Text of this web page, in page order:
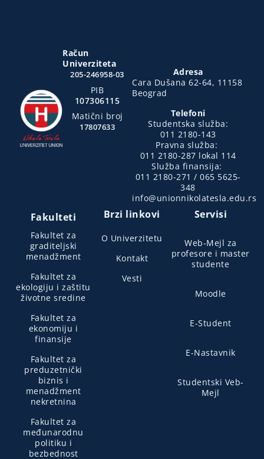
Račun
Univerziteta
205-246958-03
PIB
107306115
Matični broj
17807633
Adresa
Cara Dušana 62-64, 11158
Beograd
Telefoni
Studentska služba:
011 2180-143
Pravna služba:
011 2180-287 lokal 114
Služba finansija:
011 2180-271 / 065 5625-
348
info@unionnikolatesla.edu.rs
Fakulteti
Fakultet za
graditeljski
menadžment
Fakultet za
ekologiju i zaštitu
životne sredine
Fakultet za
ekonomiju i
finansije
Fakultet za
preduzetnički
biznis i
menadžment
nekretnina
Fakultet za
međunarodnu
politiku i
bezbednost
Brzi linkovi
O Univerzitetu
Kontakt
Vesti
Servisi
Web-Mejl za
profesore i master
studente
Moodle
E-Student
E-Nastavnik
Studentski Veb-
Mejl